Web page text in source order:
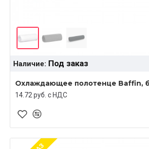
Наличие: Под заказ
Охлаждающее полотенце Baffin,
14.72 руб. c НДС